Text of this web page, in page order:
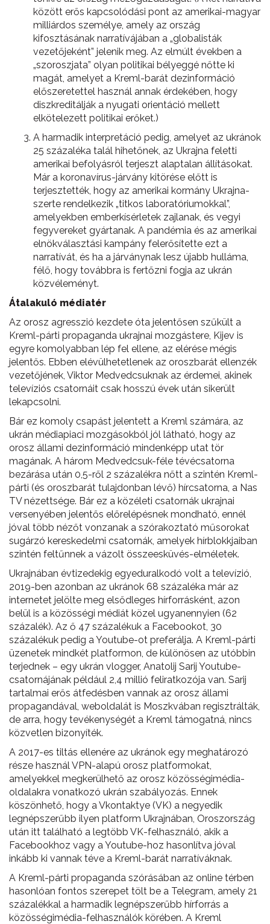
között erős kapcsolódási pont az amerikai-magyar
milliárdos személye, amely az ország
kifosztásának narratívájában a „globalisták
vezetőjeként” jelenik meg. Az elmúlt években a
„szoroszjata” olyan politikai bélyeggé nőtte ki
magát, amelyet a Kreml-barát dezinformáció
előszeretettel használ annak érdekében, hogy
diszkreditálják a nyugati orientáció mellett
elkötelezett politikai erőket.)
A harmadik interpretáció pedig, amelyet az ukránok
25 százaléka talál hihetőnek, az Ukrajna feletti
amerikai befolyásról terjeszt alaptalan állításokat.
Már a koronavírus-járvány kitörése előtt is
terjesztették, hogy az amerikai kormány Ukrajna-
szerte rendelkezik „titkos laboratóriumokkal”,
amelyekben emberkísérletek zajlanak, és vegyi
fegyvereket gyártanak. A pandémia és az amerikai
elnökválasztási kampány felerősítette ezt a
narratívát, és ha a járványnak lesz újabb hulláma,
félő, hogy továbbra is fertőzni fogja az ukrán
közvéleményt.
Átalakuló médiatér
Az orosz agresszió kezdete óta jelentősen szűkült a
Kreml-párti propaganda ukrajnai mozgástere, Kijev is
egyre komolyabban lép fel ellene, az elérése mégis
jelentős. Ebben elévülhetetlenek az oroszbarát ellenzék
vezetőjének, Viktor Medvedcsuknak az érdemei, akinek
televíziós csatornáit csak hosszú évek után sikerült
lekapcsolni.
Bár ez komoly csapást jelentett a Kreml számára, az
ukrán médiapiaci mozgásokból jól látható, hogy az
orosz állami dezinformáció mindenképp utat tör
magának. A három Medvedcsuk-féle tévécsatorna
bezárása után 0,5-ről 2 százalékra nőtt a szintén Kreml-
párti (és oroszbarát tulajdonban lévő) hírcsatorna, a Nas
TV nézettsége. Bár ez a közéleti csatornák ukrajnai
versenyében jelentős előrelépésnek mondható, ennél
jóval több nézőt vonzanak a szórakoztató műsorokat
sugárzó kereskedelmi csatornák, amelyek hírblokkjaiban
szintén feltűnnek a vázolt összeesküvés-elméletek.
Ukrajnában évtizedekig egyeduralkodó volt a televízió,
2019-ben azonban az ukránok 68 százaléka már az
internetet jelölte meg elsődleges hírforrásként, azon
belül is a közösségi médiát közel ugyanennyien (62
százalék). Az ő 47 százalékuk a Facebookot, 30
százalékuk pedig a Youtube-ot preferálja. A Kreml-párti
üzenetek mindkét platformon, de különösen az utóbbin
terjednek – egy ukrán vlogger, Anatolij Sarij Youtube-
csatornájának például 2,4 millió feliratkozója van. Sarij
tartalmai erős átfedésben vannak az orosz állami
propagandával, weboldalát is Moszkvában regisztrálták,
de arra, hogy tevékenységét a Kreml támogatná, nincs
közvetlen bizonyíték.
A 2017-es tiltás ellenére az ukránok egy meghatározó
része használ VPN-alapú orosz platformokat,
amelyekkel megkerülhető az orosz közösségimédia-
oldalakra vonatkozó ukrán szabályozás. Ennek
köszönhető, hogy a Vkontaktye (VK) a negyedik
legnépszerűbb ilyen platform Ukrajnában, Oroszország
után itt található a legtöbb VK-felhasználó, akik a
Facebookhoz vagy a Youtube-hoz hasonlítva jóval
inkább ki vannak téve a Kreml-barát narratíváknak.
A Kreml-párti propaganda szórásában az online térben
hasonlóan fontos szerepet tölt be a Telegram, amely 21
százalékkal a harmadik legnépszerűbb hírforrás a
közösségimédia-felhasználók körében. A Kreml